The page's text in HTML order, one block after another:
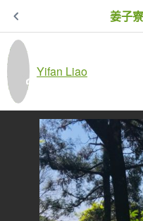
姜子
Yifan Liao